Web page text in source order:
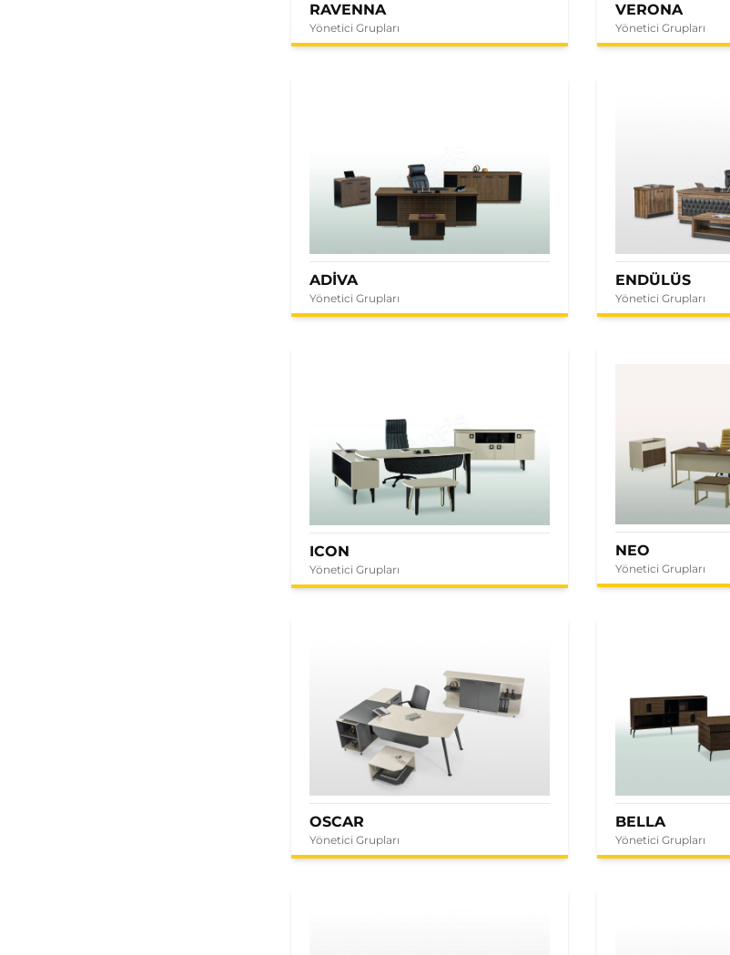
RAVENNA
Yönetici Grupları
VERONA
Yönetici Grupları
ADİVA
Yönetici Grupları
ENDÜLÜS
Yönetici Grupları
ICON
Yönetici Grupları
NEO
Yönetici Grupları
OSCAR
Yönetici Grupları
BELLA
Yönetici Grupları